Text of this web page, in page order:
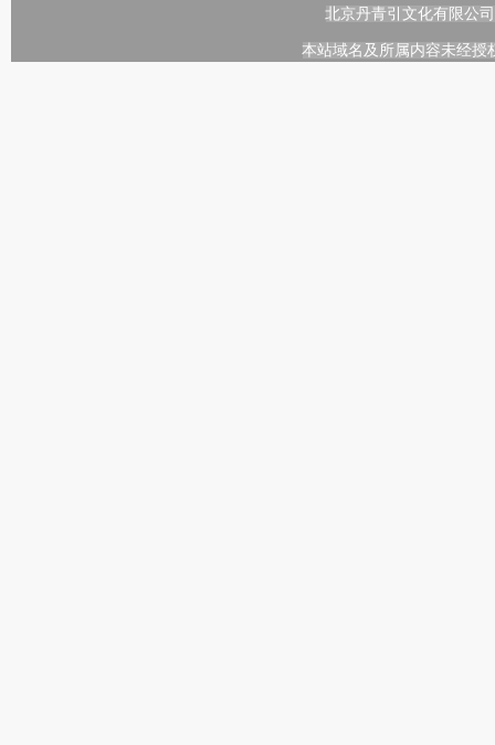
北京丹青引文化有限公
本站域名及所属内容未经授